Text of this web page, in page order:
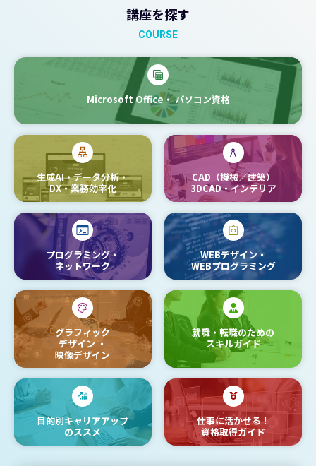
講座を探す
COURSE
Microsoft Office・パソコン資格
生成AI・データ分析・
DX・業務効率化
CAD（機械／建築）
3DCAD・インテリア
プログラミング・
ネットワーク
WEBデザイン・
WEBプログラミング
グラフィック
デザイン ・
映像デザイン
就職・転職のための
スキルガイド
目的別キャリアアップ
のススメ
仕事に活かせる！
資格取得ガイド